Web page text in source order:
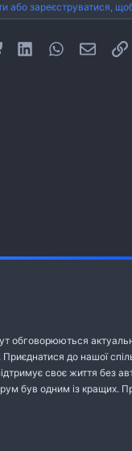
або зареєструватися,
Bluesky LinkedInWhatsApp
E-mail
обговорюються
Приєднатися до нашої
своє життя без
був одним із кращих.